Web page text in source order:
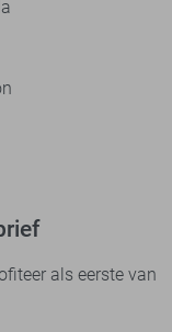
als eerste van